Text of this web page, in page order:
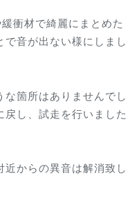
衝材で綺麗にまとめた
音が出ない様にしまし
箇所はありませんでし
し、試走を行いました
からの異音は解消致し